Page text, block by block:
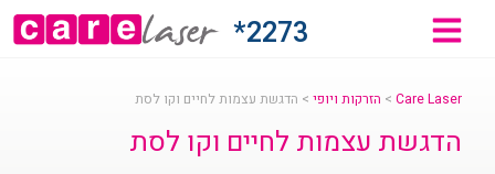
2273*
Care Laser
> הזרקות ויופי > הדגשת עצמות לחיים וקו לסת
הדגשת עצמות לחיים וקו לסת